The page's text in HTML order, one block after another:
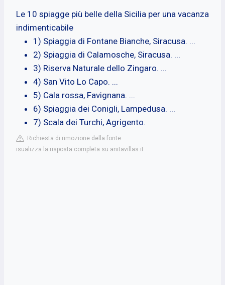
Le 10 spiagge più belle della Sicilia per una vacanza
indimenticabile
1) Spiaggia di Fontane Bianche, Siracusa. ...
2) Spiaggia di Calamosche, Siracusa. ...
3) Riserva Naturale dello Zingaro. ...
4) San Vito Lo Capo. ...
5) Cala rossa, Favignana. ...
6) Spiaggia dei Conigli, Lampedusa. ...
7) Scala dei Turchi, Agrigento.
Richiesta di rimozione della fonte
isualizza la risposta completa su anitavillas.it